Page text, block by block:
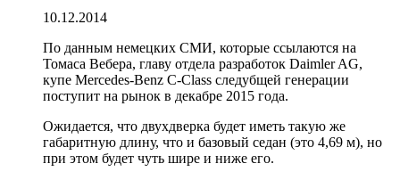
10.12.2014
По данным немецких СМИ, которые ссылаются на
Томаса Вебера, главу отдела разработок Daimler AG,
купе Mercedes-Benz C-Class следубщей генерации
поступит на рынок в декабре 2015 года.
Ожидается, что двухдверка будет иметь такую же
габаритную длину, что и базовый седан (это 4,69 м), но
при этом будет чуть шире и ниже его.